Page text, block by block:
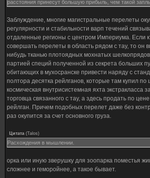
расстояния принесут большую прибыль, чем такой
Заблуждение, многие магистральные перелеты
регулярности и стабильности варп течений
отдаленные регионы с центром Империума. Если
совершать перелеты в область рядом с тау, то он
нибудь тканью плотоядных мохнатых
партией специй полученной из секрета больших
обитающих в мухосранске привести наряду с
полтора десятка рейлганов, которые там купил по
космическая внутрисистемная яхта экстракласса
торговца связанного с тау, а здесь продать по
рейлган. Причем подобных перелет даже без
раз окупится за счет основного груза.
Цитата (Talos)
Расхождения в мышлении.
орка или иную зверушку для зоопарка поместья
сложнее и геморойнее, а такое бывает.